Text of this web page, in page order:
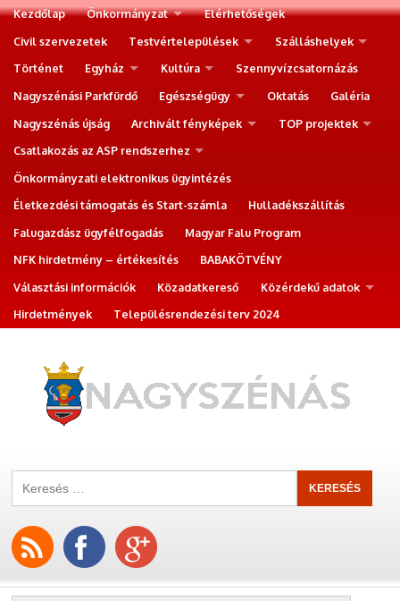
Kezdőlap Önkormányzat
Elérhetőségek
Civil szervezetek
Testvértelepülések
Szálláshelyek
Történet
Egyház Kultúra
Szennyvízcsatornázás
Nagyszénási Parkfürdő
Egészségügy Oktatás
Galéria
Nagyszénás újság
Archivált fényképek
TOP projektek
Csatlakozás az ASP rendszerhez
Önkormányzati elektronikus ügyintézés
Életkezdési támogatás és Start-számla
Hulladékszállítás
Falugazdász ügyfélfogadás
Magyar Falu Program
NFK hirdetmény – értékesítés
BABAKÖTVÉNY
Választási információk
Közadatkereső
Közérdekű adatok
Hirdetmények
Településrendezési terv 2024